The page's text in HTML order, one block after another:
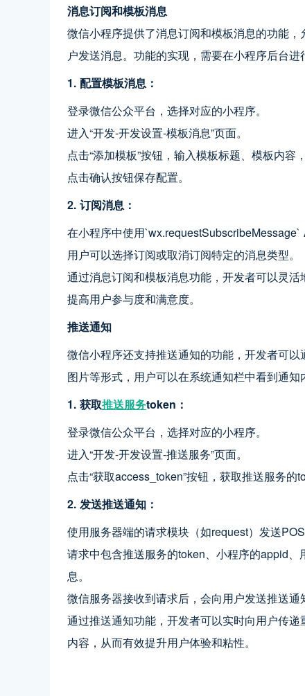
消息订阅和模板消息
微信小程序提供了消息订阅和模板消息的功能
户发送消息。功能的实现，需要在小程序后台
1. 配置模板消息：
登录微信公众平台，选择对应的小程序。
进入“开发-开发设置-模板消息”页面。
点击“添加模板”按钮，输入模板标题、模板内容
点击确认按钮保存配置。
2. 订阅消息：
在小程序中使用`wx.requestSubscribeMessage`
用户可以选择订阅或取消订阅特定的消息类型。
通过消息订阅和模板消息功能，开发者可以灵
提高用户参与度和满意度。
推送通知
微信小程序还支持推送通知的功能，开发者可以
图片等形式，用户可以在系统通知栏中看到通知
1. 获取推送服务token：
登录微信公众平台，选择对应的小程序。
进入“开发-开发设置-推送服务”页面。
点击“获取access_token”按钮，获取推送服务的
2. 发送推送通知：
使用服务器端的请求模块（如request）发送
请求中包含推送服务的token、小程序的appid
息。
微信服务器接收到请求后，会向用户发送推送通
通过推送通知功能，开发者可以实时向用户传
内容，从而有效提升用户体验和粘性。